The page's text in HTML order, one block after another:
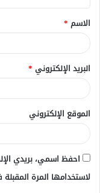
ق
*
الاسم *
البريد الإلكتروني *
الموقع الإلكتروني
احفظ اسمي، بريدي
لاستخدامها المرة